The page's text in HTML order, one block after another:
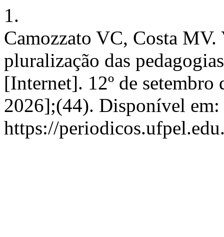
1.
Camozzato VC, Costa MV.
pluralização das
[Internet]. 12º de setembro
2026];(44). Disponível em:
https://